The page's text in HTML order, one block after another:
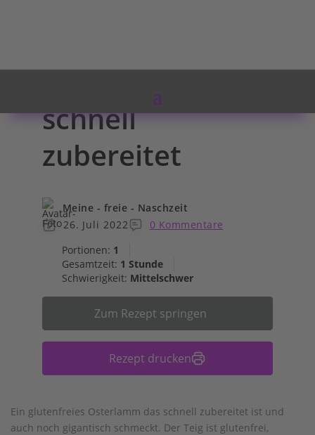
Osterlamm
schnell
zubereitet
Meine - freie - Naschzeit
26. Juli 2022
0 Kommentare
Portionen: 1
Gesamtzeit: 1 Stunde
Schwierigkeit: Mittelschwer
Zum Rezept springen
Rezept drucken
Ein glutenfreies Osterlamm das schnell zubereitet ist und
auch noch gigantisch schmeckt. Der Teig ist glutenfrei,